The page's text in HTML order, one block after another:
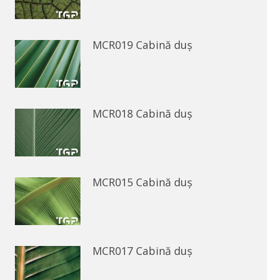
MCR019 Cabină duș
MCR018 Cabină duș
MCR015 Cabină duș
MCR017 Cabină duș